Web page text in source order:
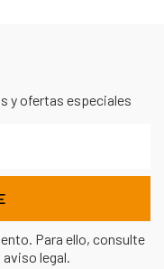
y ofertas especiales
Para ello, consulte
legal.